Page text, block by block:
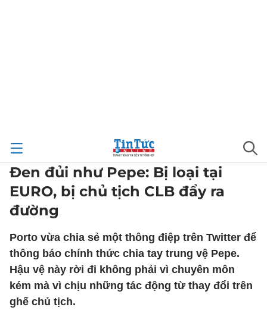
Đen đủi như Pepe: Bị loại tại
EURO, bị chủ tịch CLB đẩy ra
đường
Porto vừa chia sẻ một thông điệp trên Twitter để
thông báo chính thức chia tay trung vệ Pepe.
Hậu vệ này rời đi không phải vì chuyên môn
kém mà vì chịu những tác động từ thay đổi trên
ghế chủ tịch.